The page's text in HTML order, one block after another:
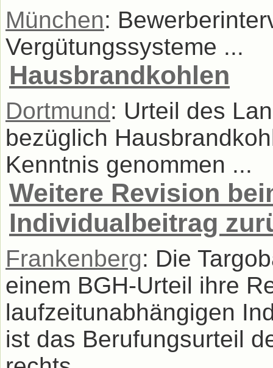
München:
Vergütungssysteme ...
Hausbrandkohlen
Dortmund: Urteil des
bezüglich
Kenntnis genommen ...
Weitere Revision
Individualbeitrag
Frankenberg: Die
einem BGH-Urteil ihre
laufzeitunabhängigen
ist das Berufungsurteil